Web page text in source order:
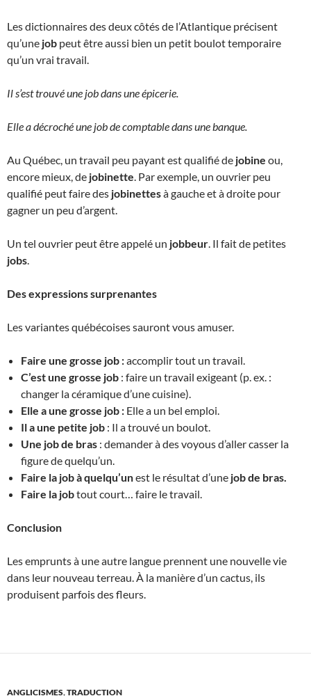
Les dictionnaires des deux côtés de l’Atlantique précisent
qu’une job peut être aussi bien un petit boulot temporaire
qu’un vrai travail.
Il s’est trouvé une job dans une épicerie.
Elle a décroché une job de comptable dans une banque.
Au Québec, un travail peu payant est qualifié de jobine ou,
encore mieux, de jobinette . Par exemple, un ouvrier peu
qualifié peut faire des jobinettesà gauche et à droite pour
gagner un peu d’argent.
Un tel ouvrier peut être appelé un jobbeur . Il fait de petites
jobs
Des expressions surprenantes
Les variantes québécoises sauront vous amuser.
Faire une grosse job :accomplir tout un travail.
C’est une grosse job : faire un travail exigeant (p. ex. :
changer la céramique d’une cuisine).
Elle a une grosse job : Elle a un bel emploi.
Il a une petite job : Il a trouvé un boulot.
Une job de bras : demander à des voyous d’aller casser la
figure de quelqu’un.
Faire la job à quelqu’unest le résultat d’une job de bras.
Faire la jobtout court… faire le travail.
Conclusion
Les emprunts à une autre langue prennent une nouvelle vie
dans leur nouveau terreau. À la manière d’un cactus, ils
produisent parfois des fleurs.
ANGLICISMES,TRADUCTION